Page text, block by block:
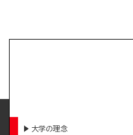
大学の理念